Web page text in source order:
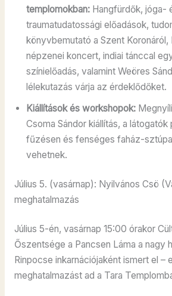
templomokban:Hangfürdők, jóga-
traumatudatossági előadások,
könyvbemutató a Szent Koronáról,
népzenei koncert, indiai tánccal
színielőadás, valamint Weöres
lélekutazás várja az érdeklődőket.
Kiállítások és workshopok:
Csoma Sándor kiállítás, a látogatók
fűzésen és fenséges faház-
vehetnek.
Július 5. (vasárnap): Nyilvános Csö
meghatalmazás
Július 5-én, vasárnap 15:00 órakor
Őszentsége a Pancsen Láma a nagy
Rinpocse inkarnációjaként ismert el –
meghatalmazást ad a Tara